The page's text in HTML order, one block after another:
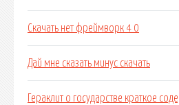
Скачать нет фреймворк 4 0
Дай мне сказать минус скачать
Гераклит о государстве краткое